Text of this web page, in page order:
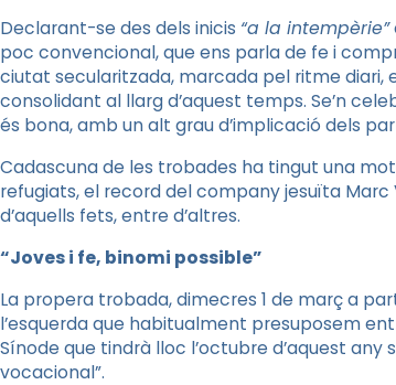
Declarant-se des dels inicis “a la intempèrie”
poc convencional, que ens parla de fe i
ciutat secularitzada, marcada pel ritme diari,
consolidant al llarg d’aquest temps. Se’n
és bona, amb un alt grau d’implicació dels
Cadascuna de les trobades ha tingut una
refugiats, el record del company jesuïta Marc
d’aquells fets, entre d’altres.
“Joves i fe, binomi possible”
La propera trobada, dimecres 1 de març a
l’esquerda que habitualment presuposem
Sínode que tindrà lloc l’octubre d’aquest any
vocacional”.